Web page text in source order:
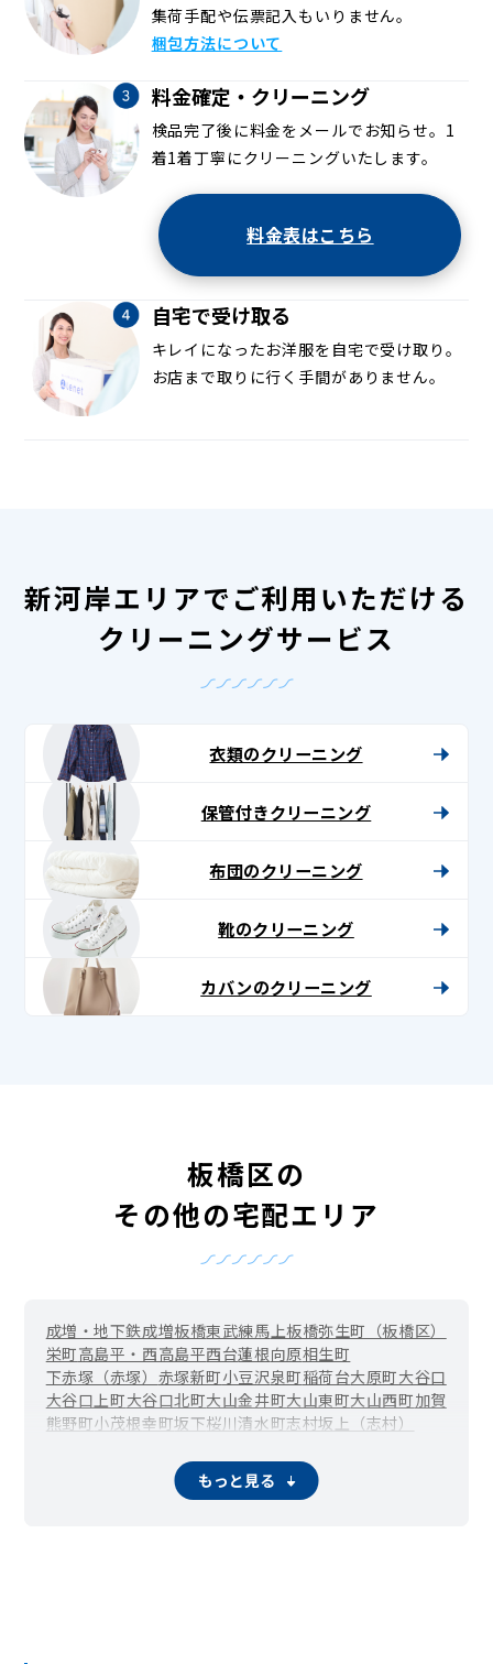
集荷手配や伝票記入もいりません。
梱包方法について
料金確定・クリーニング
検品完了後に料金をメールでお知らせ。1
着1着丁寧にクリーニングいたします。
料金表はこちら
自宅で受け取る
キレイになったお洋服を自宅で受け取り。
お店まで取りに行く手間がありません。
新河岸エリアでご利用いただける
クリーニングサービス
衣類のクリーニング
保管付きクリーニング
布団のクリーニング
靴のクリーニング
カバンのクリーニング
板橋区の
その他の宅配エリア
成増・地下鉄成増板橋東武練馬上板橋弥生町（板橋区）
栄町高島平・西高島平西台蓮根向原相生町
下赤塚（赤塚） 赤塚新町小豆沢泉町稲荷台大原町大谷口
大谷口上町大谷口北町大山金井町大山東町大山西町加賀
熊野町小茂根幸町坂下桜川清水町志村坂上（志村）
氷川町 東坂下東山町
南常盤台宮本町四葉 若木
もっと見る